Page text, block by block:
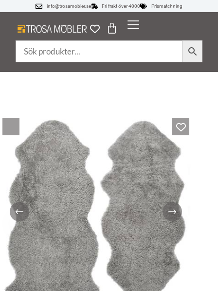
info@trosamobler.se Fri frakt över 4000 Prismatchning